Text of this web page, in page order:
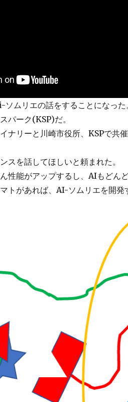
ムリエの話をすることになった
パーク(KSP)だ。
ナリーと川崎市役所、KSPで共催
スを話してほしいと頼まれた。
性能がアップするし、AIもどん
トがあれば、AI-ソムリエを開発